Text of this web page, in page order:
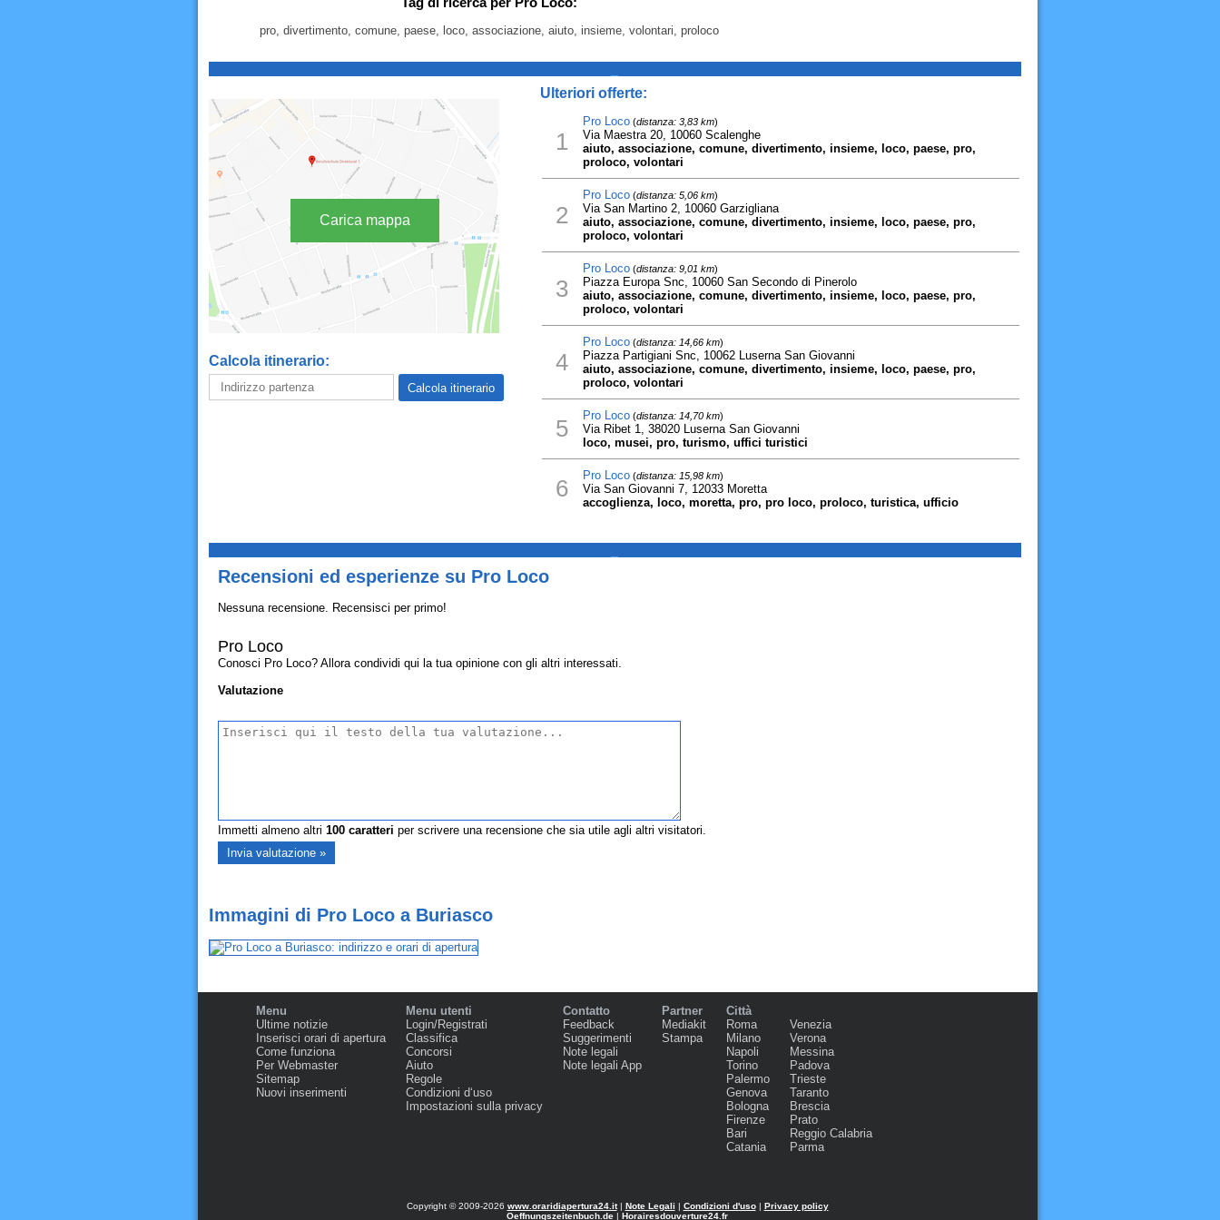
pro, divertimento, comune, paese, loco, associazione, aiuto, insieme, volontari, proloco
Carica mappa
Calcola itinerario:
Ulteriori offerte:
1
Pro Loco(distanza: 3,83 km)
Via Maestra 20, 10060 Scalenghe
aiuto, associazione, comune, divertimento, insieme, loco, paese, pro,
proloco, volontari
2
Pro Loco(distanza: 5,06 km)
Via San Martino 2, 10060 Garzigliana
aiuto, associazione, comune, divertimento, insieme, loco, paese, pro,
proloco, volontari
3
Pro Loco(distanza: 9,01 km)
Piazza Europa Snc, 10060 San Secondo di Pinerolo
aiuto, associazione, comune, divertimento, insieme, loco, paese, pro,
proloco, volontari
4
Pro Loco(distanza: 14,66 km)
Piazza Partigiani Snc, 10062 Luserna San Giovanni
aiuto, associazione, comune, divertimento, insieme, loco, paese, pro,
proloco, volontari
5 Pro Loco(distanza: 14,70 km)
Via Ribet 1, 38020 Luserna San Giovanni
loco, musei, pro, turismo, uffici turistici
6 Pro Loco(distanza: 15,98 km)
Via San Giovanni 7, 12033 Moretta
accoglienza, loco, moretta, pro, pro loco, proloco, turistica, ufficio
Recensioni ed esperienze su Pro Loco
Nessuna recensione. Recensisci per primo!
Pro Loco
Conosci Pro Loco? Allora condividi qui la tua opinione con gli altri interessati.
Valutazione
Immetti almeno altri 100caratteri per scrivere una recensione che sia utile agli altri visitatori.
Immagini di Pro Loco a Buriasco
Menu
Ultime notizie
Inserisci orari di apertura
Come funziona
Per Webmaster
Sitemap
Nuovi inserimenti
Menu utenti
Login/Registrati
Classifica
Concorsi
Aiuto
Regole
Condizioni d‘uso
Impostazioni sulla privacy
Contatto
Feedback
Suggerimenti
Note legali
Note legali App
Partner
Mediakit
Stampa
Città
Roma
Milano
Napoli
Torino
Palermo
Genova
Bologna
Firenze
Bari
Catania
Venezia
Verona
Messina
Padova
Trieste
Taranto
Brescia
Prato
Reggio Calabria
Parma
Copyright © 2009-2026 www.oraridiapertura24.it| Note Legali | Condizioni d'uso| Privacy policy
Oeffnungszeitenbuch.de | Horairesdouverture24.fr